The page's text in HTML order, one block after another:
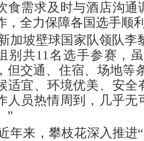
食需求及时与酒店沟
，全力保障各国选手顺
加坡壁球国家队领队李
别共11名选手参赛，
但交通、住宿、场地等
适宜、环境优美、安
人员热情周到，几乎
”
年来，攀枝花深入推进